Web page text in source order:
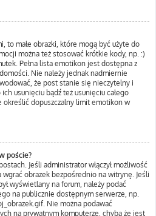
to małe obrazki, które mogą być użyte do
można też stosować krótkie kody, np. :)
Pełna lista emotikon jest dostępna z
Nie należy jednak nadmiernie
że post stanie się nieczytelny i
usunięciu bądź też usunięciu całego
dopuszczalny limit emotikon w
poście?
Jeśli administrator włączył możliwość
wgrać obrazek bezpośrednio na witrynę. Jeśli
wyświetlany na forum, należy podać
na publicznie dostępnym serwerze, np.
Nie można podawać
na prywatnym komputerze, chyba że jest